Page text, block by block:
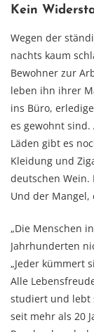
Kein
Wegen der
nachts kaum
Bewohner zur
leben ihn ihrer
ins Büro,
es gewohnt sind.
Läden gibt es
Kleidung und
deutschen Wein.
Und der
„Die Menschen
Jahrhunderten
„Jeder kümmert
Alle
studiert und lebt
seit mehr als 20